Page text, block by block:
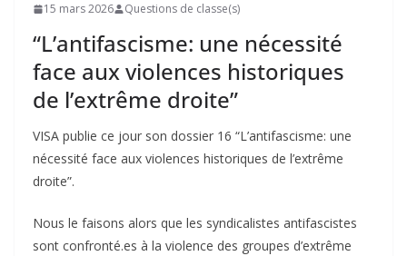
15 mars 2026 Questions de classe(s)
“L’antifascisme: une nécessité
face aux violences historiques
de l’extrême droite”
VISA publie ce jour son dossier 16 “L’antifascisme: une
nécessité face aux violences historiques de l’extrême
droite”.
Nous le faisons alors que les syndicalistes antifascistes
sont confronté.es à la violence des groupes d’extrême